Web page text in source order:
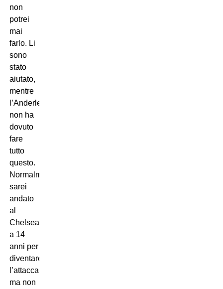
non
potrei
mai
farlo. Li
sono
stato
aiutato,
mentre
l’Anderlecht
non ha
dovuto
fare
tutto
questo.
Normalmente,
sarei
andato
al
Chelsea
a 14
anni per
diventare
l’attaccante,
ma non